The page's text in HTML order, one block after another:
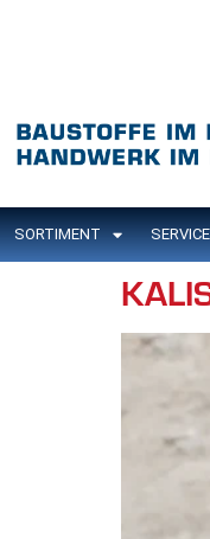
SORTIMENT SERVICE